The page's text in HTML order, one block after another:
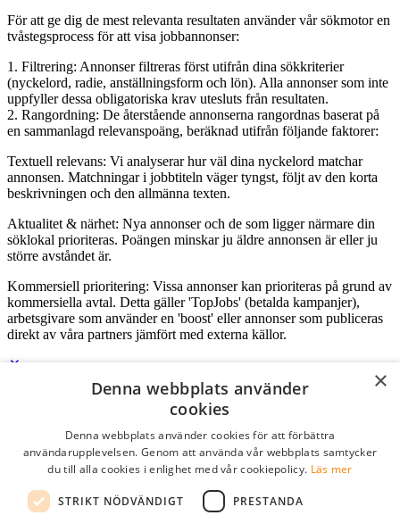
För att ge dig de mest relevanta resultaten använder vår sökmotor en
tvåstegsprocess för att visa jobbannonser:
1. Filtrering: Annonser filtreras först utifrån dina sökkriterier
(nyckelord, radie, anställningsform och lön). Alla annonser som inte
uppfyller dessa obligatoriska krav utesluts från resultaten.
2. Rangordning: De återstående annonserna rangordnas baserat på
en sammanlagd relevanspoäng, beräknad utifrån följande faktorer:
Textuell relevans: Vi analyserar hur väl dina nyckelord matchar
annonsen. Matchningar i jobbtiteln väger tyngst, följt av den korta
beskrivningen och den allmänna texten.
Aktualitet & närhet: Nya annonser och de som ligger närmare din
söklokal prioriteras. Poängen minskar ju äldre annonsen är eller ju
större avståndet är.
Kommersiell prioritering: Vissa annonser kan prioriteras på grund av
kommersiella avtal. Detta gäller 'TopJobs' (betalda kampanjer),
arbetsgivare som använder en 'boost' eller annonser som publiceras
direkt av våra partners jämfört med externa källor.
Lösenord
kom ihåg mig
×
Denna webbplats använder
cookies
Denna webbplats använder cookies för att förbättra
användarupplevelsen. Genom att använda vår webbplats samtycker
du till alla cookies i enlighet med vår cookiepolicy. Läs mer
STRIKT NÖDVÄNDIGT PRESTANDA